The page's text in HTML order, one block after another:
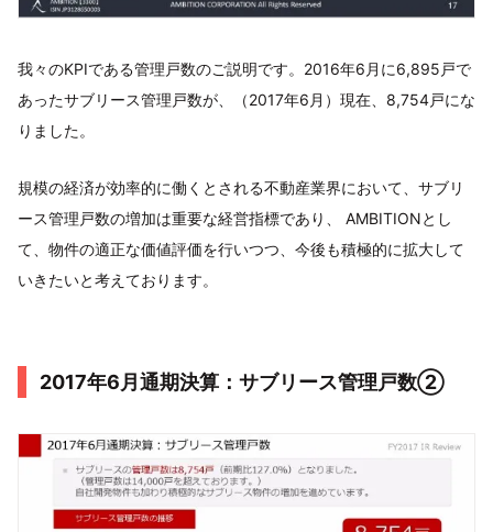
我々のKPIである管理戸数のご説明です。2016年6月に6,895戸で
あったサブリース管理戸数が、（2017年6月）現在、8,754戸にな
りました。
規模の経済が効率的に働くとされる不動産業界において、サブリ
ース管理戸数の増加は重要な経営指標であり、 AMBITIONとし
て、物件の適正な価値評価を行いつつ、今後も積極的に拡大して
いきたいと考えております。
2017年6月通期決算：サブリース管理戸数②